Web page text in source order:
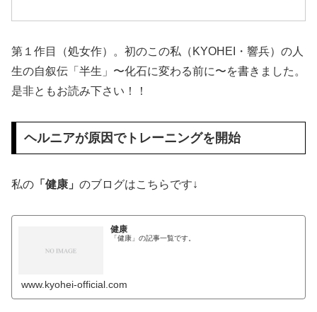
第１作目（処女作）。初のこの私（KYOHEI・響兵）の人
生の自叙伝「半生」〜化石に変わる前に〜を書きました。
是非ともお読み下さい！！
ヘルニアが原因でトレーニングを開始
私の 「健康」 のブログはこちらです↓
健康
「健康」の記事一覧です。
www.kyohei-official.com